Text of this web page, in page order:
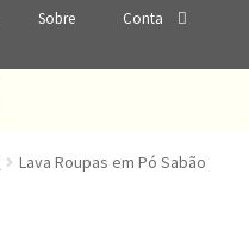
Sobre
Conta
Lava Roupas em Pó Sabão